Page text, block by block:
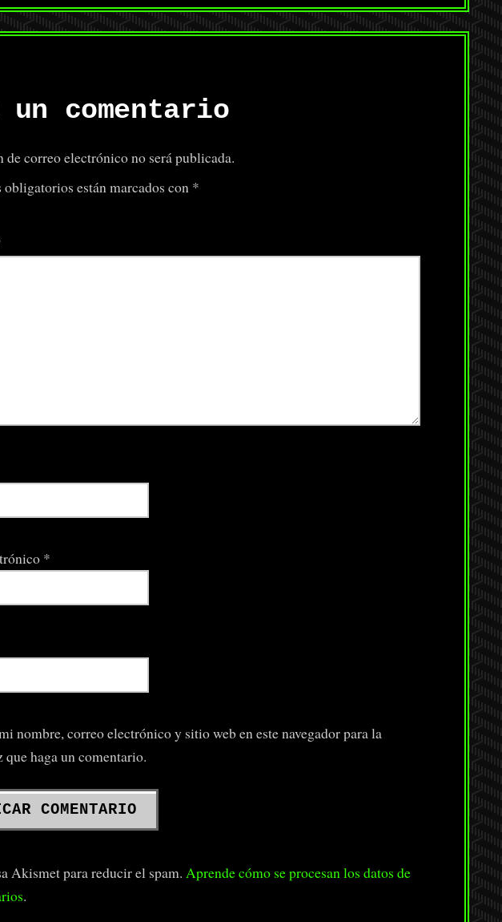
un comentario
de correo electrónico no será publicada.
obligatorios están marcados con *
*
nombre, correo electrónico y sitio web en este navegador para la
que haga un comentario.
Akismet para reducir el spam. Aprende cómo se procesan los datos de
.